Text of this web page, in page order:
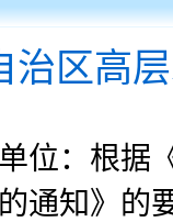
治区高
位：根据
通知》的